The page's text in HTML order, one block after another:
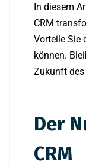
In diesem
CRM
Vorteile Sie
können.
Zukunft
Der
CRM